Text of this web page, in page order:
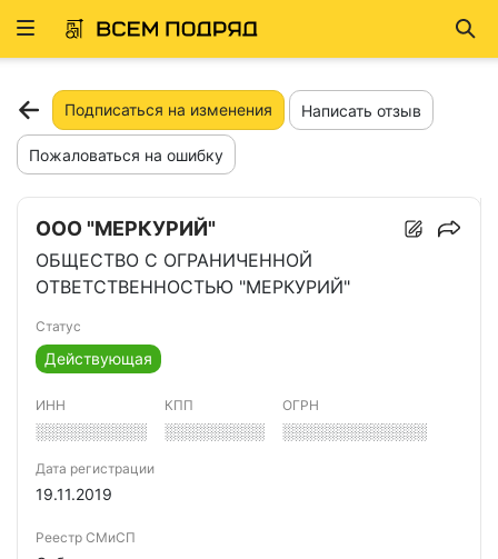
Развернуть
Подписаться на изменения Написать отзыв
Пожаловаться на ошибку
ООО "МЕРКУРИЙ"
ОБЩЕСТВО С ОГРАНИЧЕННОЙ
ОТВЕТСТВЕННОСТЬЮ "МЕРКУРИЙ"
Статус
Действующая
ИНН
░░░░░░░░░░
КПП
░░░░░░░░░
ОГРН
░░░░░░░░░░░░░
Дата регистрации
19.11.2019
Реестр СМиСП